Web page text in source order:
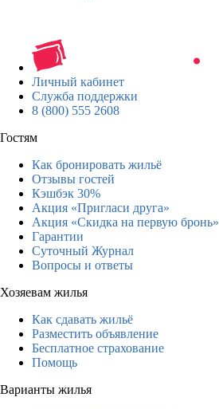
Личный кабинет
Служба поддержки
8 (800) 555 2608
Гостям
Как бронировать жильё
Отзывы гостей
Кэшбэк 30%
Акция «Пригласи друга»
Акция «Скидка на первую бронь»
Гарантии
Суточный Журнал
Вопросы и ответы
Хозяевам жилья
Как сдавать жильё
Разместить объявление
Бесплатное страхование
Помощь
Варианты жилья